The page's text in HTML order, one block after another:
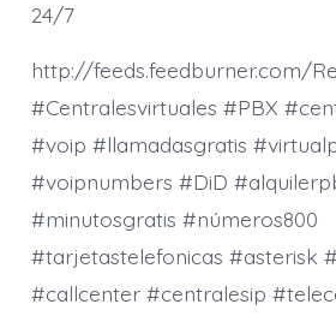
24/7
http://feeds.feedburner.com/
#Centralesvirtuales #PBX
#voip #llamadasgratis
#voipnumbers #DiD
#minutosgratis #números800
#tarjetastelefonicas #asterisk
#callcenter #centralesip